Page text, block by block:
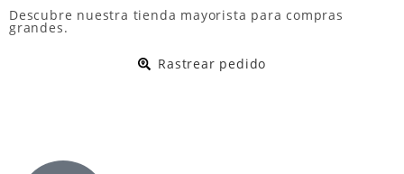
Descubre nuestra tienda mayorista para compras
grandes.
Rastrear pedido